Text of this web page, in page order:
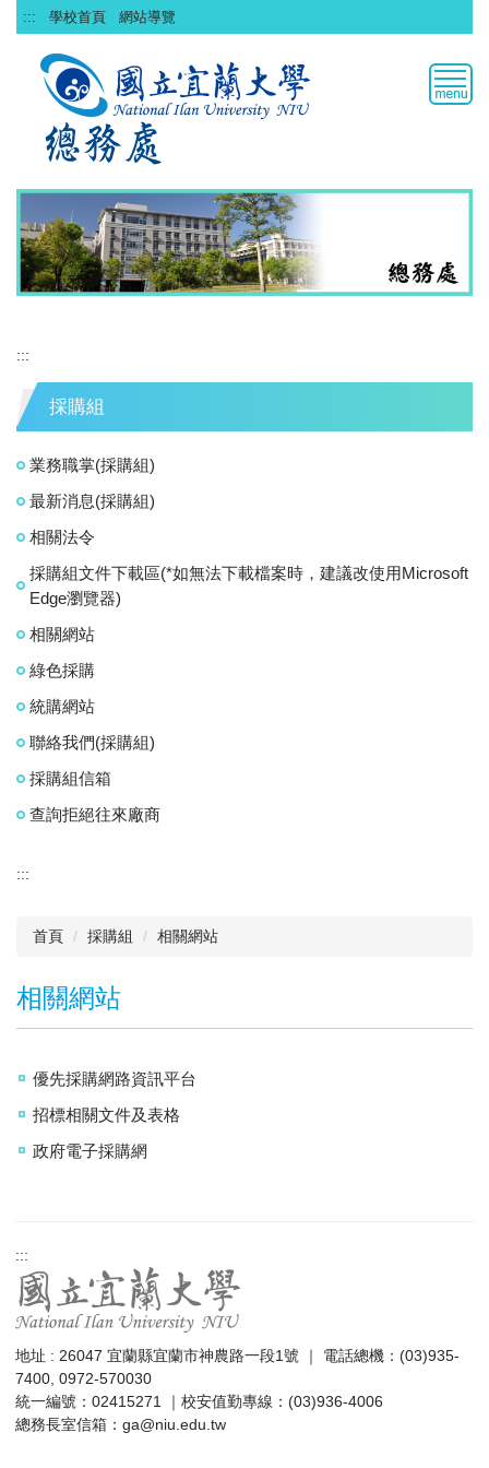
跳
到
::: 學校首頁 網站導覽
:::
採購組
業務職掌(採購組)
最新消息(採購組)
相關法令
採購組文件下載區(*如無法下載檔案時，建議改使用Microsoft
Edge瀏覽器)
相關網站
綠色採購
統購網站
聯絡我們(採購組)
採購組信箱
查詢拒絕往來廠商
:::
首頁 採購組 相關網站
相關網站
優先採購網路資訊平台
招標相關文件及表格
政府電子採購網
:::
地址 : 26047 宜蘭縣宜蘭市神農路一段1號 ｜ 電話總機：(03)935-
7400, 0972-570030
統一編號：02415271 ｜校安值勤專線：(03)936-4006
總務長室信箱： ga@niu.edu.tw